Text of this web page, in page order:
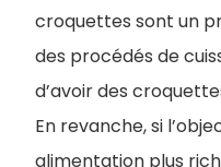
croquettes sont un
des procédés de
d’avoir des
En revanche, si
alimentation plus